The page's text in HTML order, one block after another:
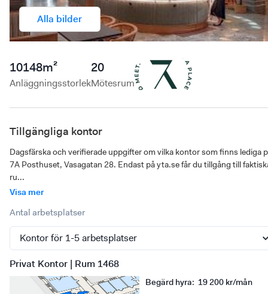
Alla bilder
10148m²
Anläggningsstorlek
20
Mötesrum
Tillgängliga kontor
Dagsfärska och verifierade uppgifter om vilka kontor som finns lediga
7A Posthuset, Vasagatan 28. Endast på yta.se får du tillgång till
ru...
Visa mer
Antal arbetsplatser
Privat Kontor | Rum 1468
Begärd hyra: 19 200 kr/mån